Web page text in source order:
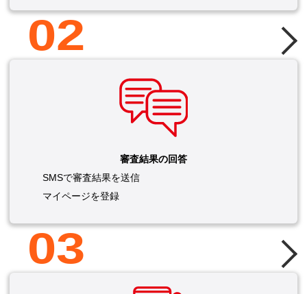
02
審査結果の回答
SMSで審査結果を送信
マイページを登録
03